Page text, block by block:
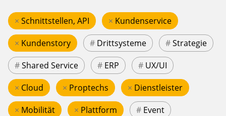
× Schnittstellen, API × Kundenservice
× Kundenstory # Drittsysteme #Strategie
#Shared Service # ERP # UX/UI
× Cloud × Proptechs × Dienstleister
× Mobilität × Plattform # Event